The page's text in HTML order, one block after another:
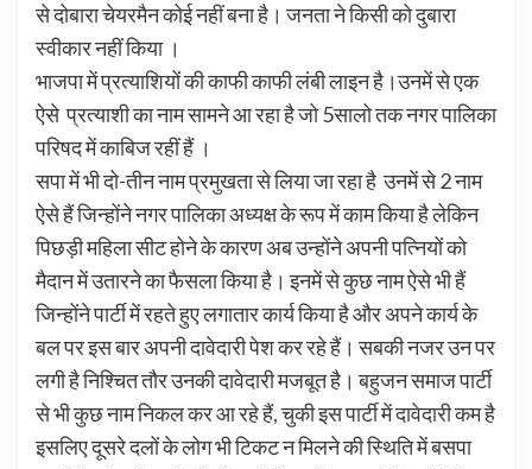
से दोबारा चेयरमैन कोई नहीं बना है। जनता ने किसी को दुबारा
स्वीकार नहीं किया ।
भाजपा में प्रत्याशियों की काफी काफी लंबी लाइन है।उनमें से एक
ऐसे प्रत्याशी का नाम सामने आ रहा है जो 5सालो तक नगर पालिका
परिषद में काबिज रहीं हैं ।
सपा में भी दो-तीन नाम प्रमुखता से लिया जा रहा है उनमें से 2 नाम
ऐसे हैं जिन्होंने नगर पालिका अध्यक्ष के रूप में काम किया है लेकिन
पिछड़ी महिला सीट होने के कारण अब उन्होंने अपनी पत्नियों को
मैदान में उतारने का फैसला किया है। इनमें से कुछ नाम ऐसे भी हैं
जिन्होंने पार्टी में रहते हुए लगातार कार्य किया है और अपने कार्य के
बल पर इस बार अपनी दावेदारी पेश कर रहे हैं। सबकी नजर उन पर
लगी है निश्चित तौर उनकी दावेदारी मजबूत है। बहुजन समाज पार्टी
से भी कुछ नाम निकल कर आ रहे हैं, चुकी इस पार्टी में दावेदारी कम है
इसलिए दूसरे दलों के लोग भी टिकट न मिलने की स्थिति में बसपा